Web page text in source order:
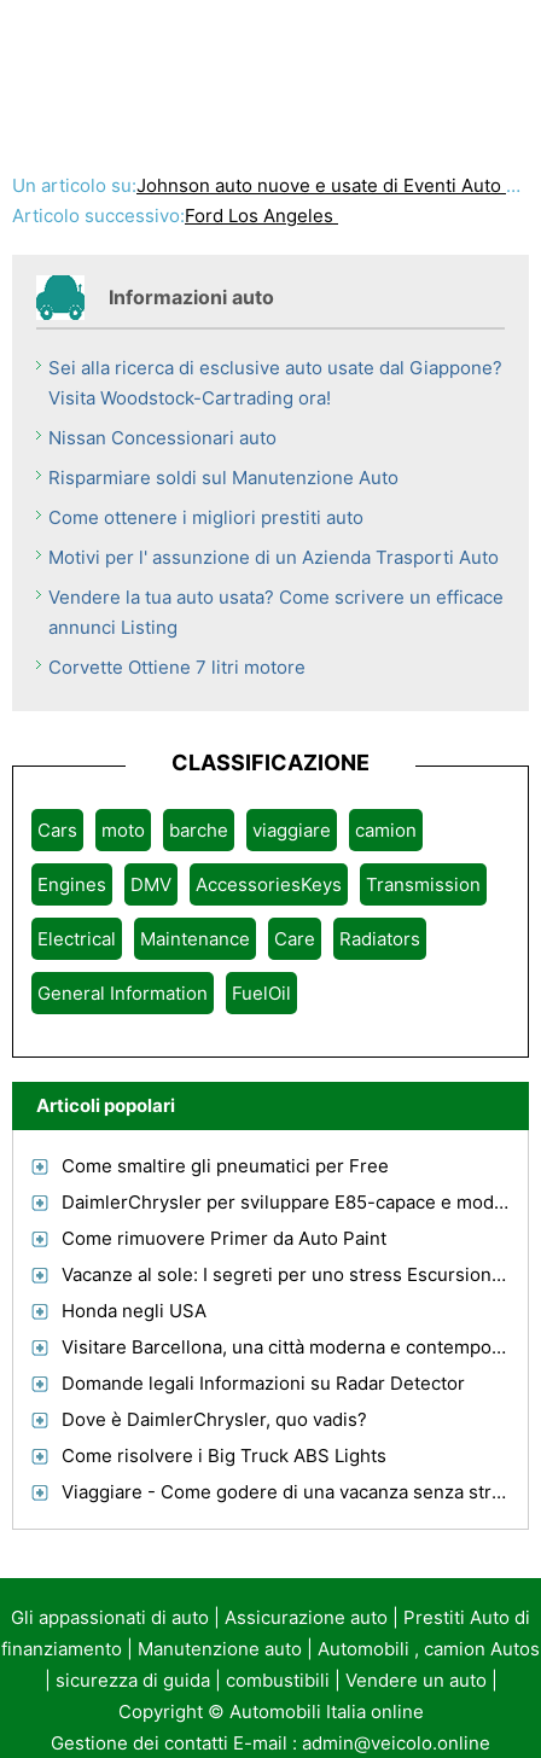
Un articolo su:Johnson auto nuove e usate di Eventi Auto 23-25 ​​LUGLIO
Articolo successivo:Ford Los Angeles
Informazioni auto
Sei alla ricerca di esclusive auto usate dal Giappone?
Visita Woodstock-Cartrading ora!
Nissan Concessionari auto
Risparmiare soldi sul Manutenzione Auto
Come ottenere i migliori prestiti auto
Motivi per l' assunzione di un Azienda Trasporti Auto
Vendere la tua auto usata? Come scrivere un efficace
annunci Listing
Corvette Ottiene 7 litri motore
CLASSIFICAZIONE
Cars moto barche viaggiare camion
Engines DMV AccessoriesKeys Transmission
Electrical Maintenance Care Radiators
General Information FuelOil
Articoli popolari
Come smaltire gli pneumatici per Free
DaimlerChrysler per sviluppare E85-capace e modelle PHEV
Come rimuovere Primer da Auto Paint
Vacanze al sole: I segreti per uno stress Escursione gratuita
Honda negli USA
Visitare Barcellona, ​​una città moderna e contemporanea
Domande legali Informazioni su Radar Detector
Dove è DaimlerChrysler, quo vadis?
Come risolvere i Big Truck ABS Lights
Viaggiare - Come godere di una vacanza senza stress
Gli appassionati di auto Assicurazione auto
Prestiti Auto di
finanziamento
Manutenzione auto
Automobili , camion Autos
sicurezza di guida| combustibili Vendere un auto|
Copyright © Automobili Italia online
Gestione dei contatti E-mail : admin@veicolo.online